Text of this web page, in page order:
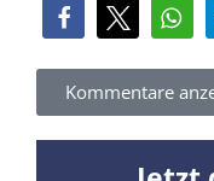
Kommentare